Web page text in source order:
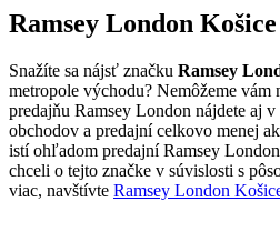
Ramsey London Košice
Snažíte sa nájsť značku Ramsey
metropole východu? Nemôžeme vám
predajňu Ramsey London nájdete aj v
obchodov a predajní celkovo menej
istí ohľadom predajní Ramsey
chceli o tejto značke v súvislosti s
viac, navštívte Ramsey London